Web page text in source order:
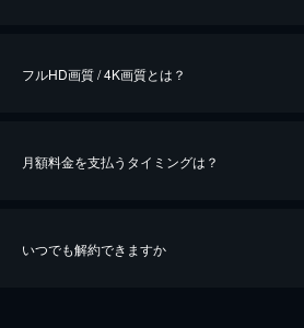
※40％ポイント還元の対象は、クレジットカード決済に
フルHD画質 / 4K画質とは？
月額料金を支払うタイミングは？
いつでも解約できますか